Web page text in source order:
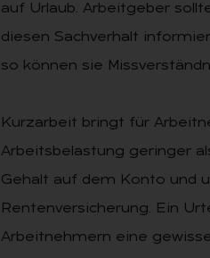
auf Urlaub. Arbeitgeber
diesen Sachverhalt
so können sie
Kurzarbeit bringt für
Arbeitsbelastung geringer
Gehalt auf dem Konto und
Rentenversicherung. Ein
Arbeitnehmern eine